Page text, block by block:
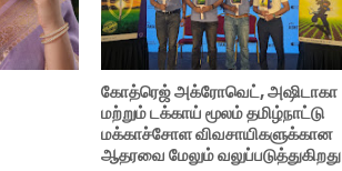
கோத்ரெஜ் அக்ரோவெட், அஷிடாகா
மற்றும் டக்காய் மூலம் தமிழ்நாட்டு
மக்காச்சோள விவசாயிகளுக்கான
ஆதரவை மேலும் வலுப்படுத்துகிறது